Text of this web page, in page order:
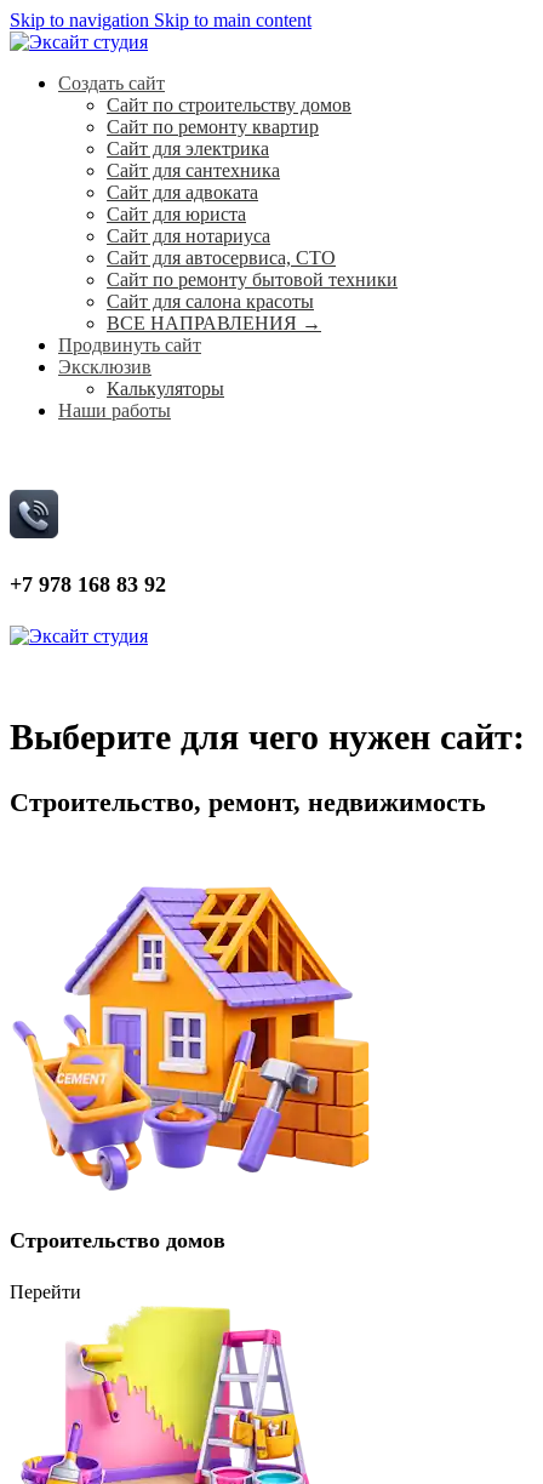
Skip to navigation Skip to main content
Создать сайт
Сайт по строительству домов
Сайт по ремонту квартир
Сайт для электрика
Сайт для сантехника
Сайт для адвоката
Сайт для юриста
Сайт для нотариуса
Сайт для автосервиса, СТО
Сайт по ремонту бытовой техники
Сайт для салона красоты
ВСЕ НАПРАВЛЕНИЯ →
Продвинуть сайт
Эксклюзив
Калькуляторы
Наши работы
+7 978 168 83 92
Выберите для чего нужен сайт:
Строительство, ремонт, недвижимость
Строительство домов
Перейти